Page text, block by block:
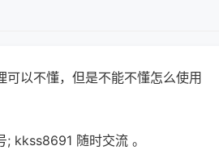
以不懂，但是不能不懂怎么使用
kkss8691 随时交流 。